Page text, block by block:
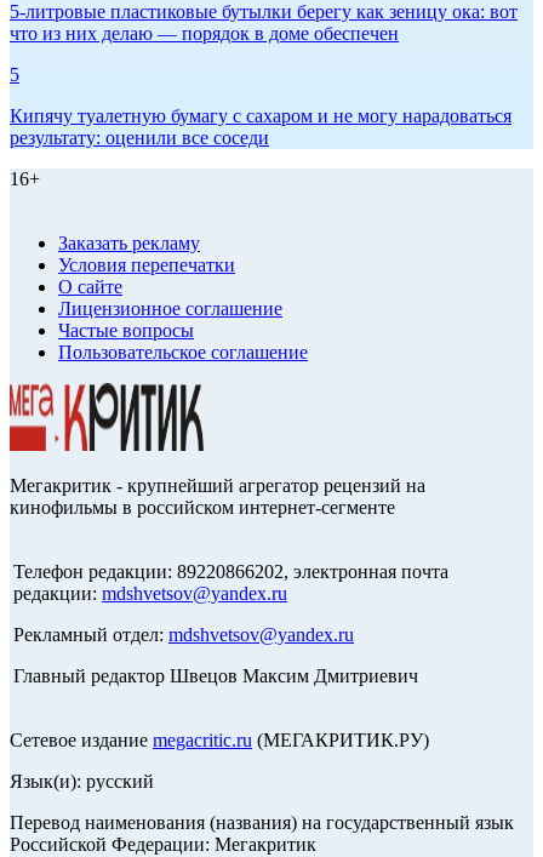
5-литровые пластиковые бутылки берегу как зеницу ока: вот
что из них делаю — порядок в доме обеспечен
5
Кипячу туалетную бумагу с сахаром и не могу нарадоваться
результату: оценили все соседи
16+
Заказать рекламу
Условия перепечатки
О сайте
Лицензионное соглашение
Частые вопросы
Пользовательское соглашение
Мегакритик - крупнейший агрегатор рецензий на
кинофильмы в российском интернет-сегменте
Телефон редакции: 89220866202, электронная почта
редакции: mdshvetsov@yandex.ru
Рекламный отдел: mdshvetsov@yandex.ru
Главный редактор Швецов Максим Дмитриевич
Сетевое издание megacritic.ru (МЕГАКРИТИК.РУ)
Язык(и): русский
Перевод наименования (названия) на государственный язык
Российской Федерации: Мегакритик